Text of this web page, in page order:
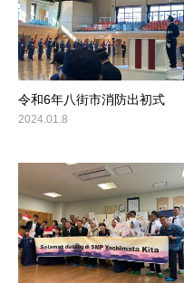
令和6年八街市消防出初式
2024.01.8